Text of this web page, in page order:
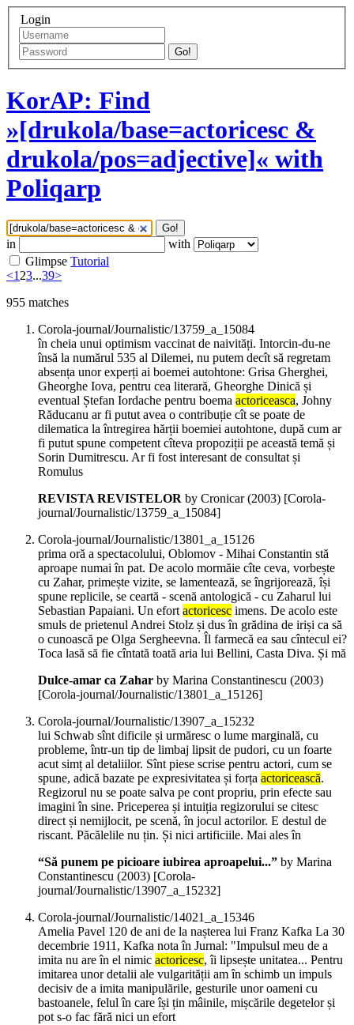
Login
Go!
KorAP: Find
»[drukola/base=actoricesc &
drukola/pos=adjective]« with
Poliqarp
Go!
in
with
Glimpse Tutorial
<123...39>
955 matches
Corola-journal/Journalistic/13759_a_15084
în cheia unui optimism vaccinat de naivități. Intorcin-du-ne
însă la numărul 535 al Dilemei, nu putem decît să regretam
absența unor experți ai boemei autohtone: Grisa Gherghei,
Gheorghe Iova, pentru cea literară, Gheorghe Dinică și
eventual Ștefan Iordache pentru boema actoriceasca, Johny
Răducanu ar fi putut avea o contribuție cît se poate de
dilematica la întregirea hărții boemiei autohtone, după cum ar
fi putut spune competent cîteva propoziții pe această temă și
Sorin Dumitrescu. Ar fi fost interesant de consultat și
Romulus
REVISTA REVISTELOR by Cronicar (2003) [Corola-
journal/Journalistic/13759_a_15084]
Corola-journal/Journalistic/13801_a_15126
prima oră a spectacolului, Oblomov - Mihai Constantin stă
aproape numai în pat. De acolo mormăie cîte ceva, vorbește
cu Zahar, primește vizite, se lamentează, se îngrijorează, își
spune replicile, se ceartă - scenă antologică - cu Zaharul lui
Sebastian Papaiani. Un efortactoricesc imens. De acolo este
smuls de prietenul Andrei Stolz și dus în grădina de iriși ca să
o cunoască pe Olga Sergheevna. Îl farmecă ea sau cîntecul ei?
Toca lasă să fie cîntată toată aria lui Bellini, Casta Diva. Și mă
Dulce-amar ca Zahar by Marina Constantinescu (2003)
[Corola-journal/Journalistic/13801_a_15126]
Corola-journal/Journalistic/13907_a_15232
lui Schwab sînt dificile și urmăresc o lume marginală, cu
probleme, într-un tip de limbaj lipsit de pudori, cu un foarte
acut simț al detaliilor. Sînt piese scrise pentru actori, cum se
spune, adică bazate pe expresivitatea și forța actoricească.
Regizorul nu se poate salva pe cont propriu, prin efecte sau
imagini în sine. Priceperea și intuiția regizorului se citesc
direct și nemijlocit, pe scenă, în jocul actorilor. E destul de
riscant. Păcălelile nu țin. Și nici artificiile. Mai ales în
“Să punem pe picioare iubirea aproapelui...” by Marina
Constantinescu (2003) [Corola-
journal/Journalistic/13907_a_15232]
Corola-journal/Journalistic/14021_a_15346
Amelia Pavel 120 de ani de la nașterea lui Franz Kafka La 30
decembrie 1911, Kafka nota în Jurnal: "Impulsul meu de a
imita nu are în el nimic actoricesc, îi lipsește unitatea... Pentru
imitarea unor detalii ale vulgarității am în schimb un impuls
decisiv de a imita manipulările, gesturile unor oameni cu
bastoanele, felul în care își țin mâinile, mișcările degetelor și
pot s-o fac fără nici un efort